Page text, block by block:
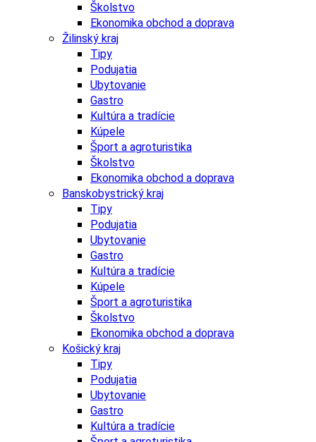
Školstvo
Ekonomika obchod a doprava
Žilinský kraj
Tipy
Podujatia
Ubytovanie
Gastro
Kultúra a tradície
Kúpele
Šport a agroturistika
Školstvo
Ekonomika obchod a doprava
Banskobystrický kraj
Tipy
Podujatia
Ubytovanie
Gastro
Kultúra a tradície
Kúpele
Šport a agroturistika
Školstvo
Ekonomika obchod a doprava
Košický kraj
Tipy
Podujatia
Ubytovanie
Gastro
Kultúra a tradície